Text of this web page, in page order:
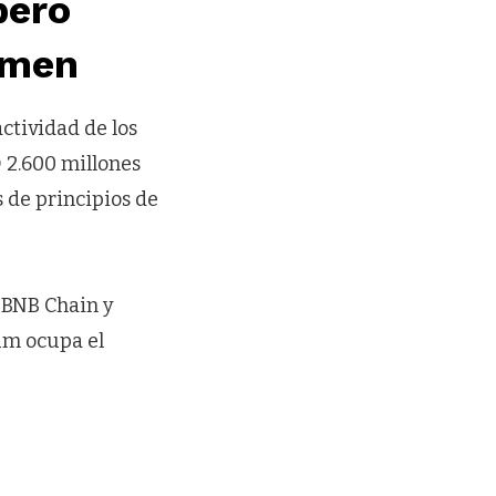
de los
2.600 millones
de principios de
Chain y
ocupa el